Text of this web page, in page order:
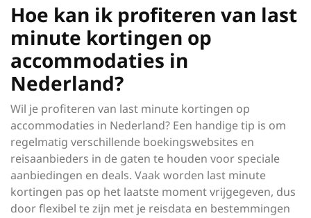
Hoe kan ik profiteren van last
minute kortingen op
accommodaties in
Nederland?
Wil je profiteren van last minute kortingen op
accommodaties in Nederland? Een handige tip is om
regelmatig verschillende boekingswebsites en
reisaanbieders in de gaten te houden voor speciale
aanbiedingen en deals. Vaak worden last minute
kortingen pas op het laatste moment vrijgegeven, dus
door flexibel te zijn met je reisdata en bestemmingen